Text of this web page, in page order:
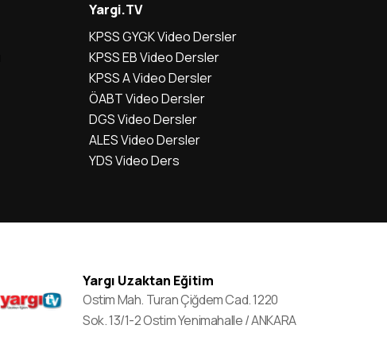
Yargi.TV
KPSS GYGK Video Dersler
KPSS EB Video Dersler
KPSS A Video Dersler
ÖABT Video Dersler
DGS Video Dersler
ALES Video Dersler
YDS Video Ders
Yargı Uzaktan Eğitim
Ostim Mah. Turan Çiğdem Cad. 1220
Sok. 13/1-2 Ostim Yenimahalle / ANKARA